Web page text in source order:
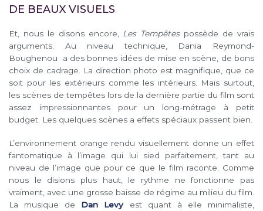
DE BEAUX VISUELS
Et, nous le disons encore, Les Tempêtespossède de vrais
arguments. Au niveau technique, Dania Reymond-
Boughenou a des bonnes idées de mise en scène, de bons
choix de cadrage. La direction photo est magnifique, que ce
soit pour les extérieurs comme les intérieurs. Mais surtout,
les scènes de tempêtes lors de la dernière partie du film sont
assez impressionnantes pour un long-métrage à petit
budget. Les quelques scènes a effets spéciaux passent bien.
L’environnement orange rendu visuellement donne un effet
fantomatique à l’image qui lui sied parfaitement, tant au
niveau de l’image que pour ce que le film raconte. Comme
nous le disions plus haut, le rythme ne fonctionne pas
vraiment, avec une grosse baisse de régime au milieu du film.
La musique de Dan Levyest quant à elle minimaliste,